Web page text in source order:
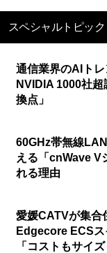
スペシャルトピック
通信業界のAIト
NVIDIA 1000社
換点」
60GHz帯無線
える「cnWave V
れる理由
愛媛CATVが集合
Edgecore ECSス
「コストもサイ